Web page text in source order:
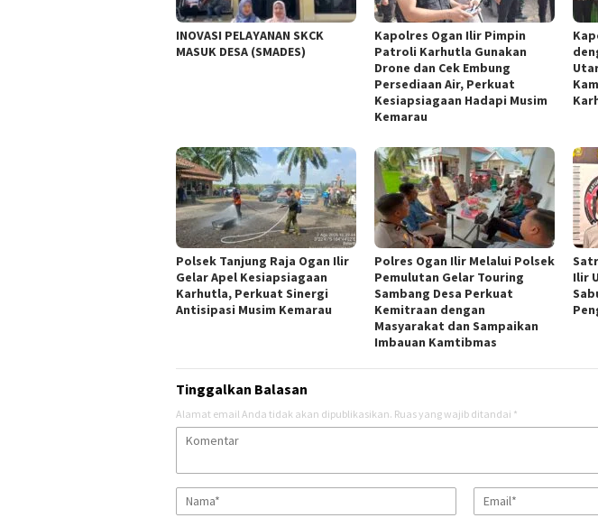
INOVASI PELAYANAN SKCK
MASUK DESA (SMADES)
Kapolres Ogan Ilir Pimpin
Patroli Karhutla Gunakan
Drone dan Cek Embung
Persediaan Air, Perkuat
Kesiapsiagaan Hadapi Musim
Kemarau
Polsek Tanjung Raja Ogan Ilir
Gelar Apel Kesiapsiagaan
Karhutla, Perkuat Sinergi
Antisipasi Musim Kemarau
Polres Ogan Ilir Melalui Polsek
Pemulutan Gelar Touring
Sambang Desa Perkuat
Kemitraan dengan
Masyarakat dan Sampaikan
Imbauan Kamtibmas
Ilir
Tinggalkan Balasan
Alamat email Anda tidak akan dipublikasikan. Ruas yang wajib ditandai *